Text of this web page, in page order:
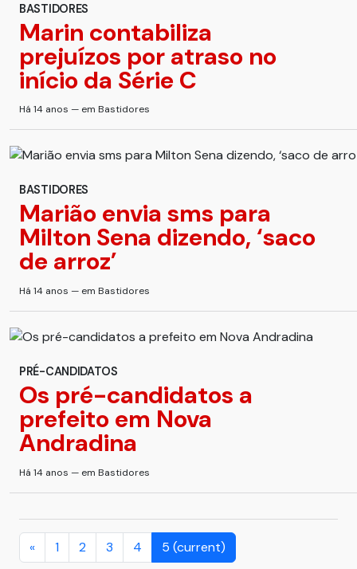
BASTIDORES
Marin contabiliza
prejuízos por atraso no
início da Série C
Há 14 anos — em Bastidores
BASTIDORES
Marião envia sms para
Milton Sena dizendo, ‘saco
de arroz’
Há 14 anos — em Bastidores
PRÉ-CANDIDATOS
Os pré-candidatos a
prefeito em Nova
Andradina
Há 14 anos — em Bastidores
« 1 2 3 4 5 (current)